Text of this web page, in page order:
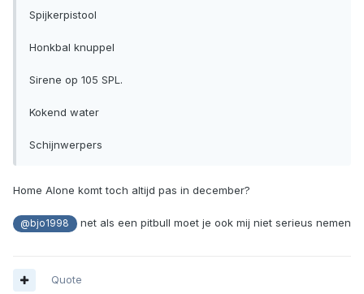
Spijkerpistool
Honkbal knuppel
Sirene op 105 SPL.
Kokend water
Schijnwerpers
Home Alone komt toch altijd pas in december?
@bjo1998 net als een pitbull moet je ook mij niet serieus nemen
Quote